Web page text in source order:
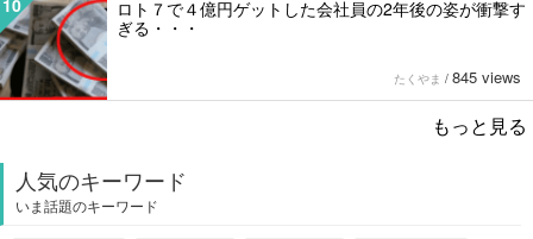
10
ロト７で４億円ゲットした会社員の2年後の姿が衝撃す
ぎる・・・
たくやま / 845 views
もっと見る
人気のキーワード
いま話題のキーワード